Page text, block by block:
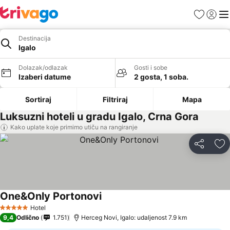
FavoritiPrijavi
Destinacija
Igalo
Dolazak/odlazak
Izaberi datume
Gosti i sobe
2 gosta, 1 soba.
Sortiraj Filtriraj Mapa
Luksuzni hoteli u gradu Igalo, Crna Gora
Kako uplate koje primimo utiču na rangiranje
Deli
5 ZvezdiceHotel
One&Only Portonovi
9,4 Odlično 1.751 Herceg Novi, Igalo: udaljenost 7.9 km